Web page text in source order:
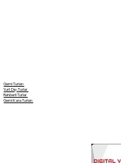
Gemi Turları
Yurt Dışı Turlar
Rehberli Turlar
Gemi Kara Turları